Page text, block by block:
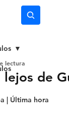
| Última hora
lejos de
lectura